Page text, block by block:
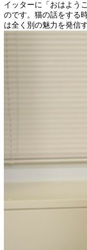
イッターに「おはよう
のです。猫の話をする
は全く別の魅力を発信